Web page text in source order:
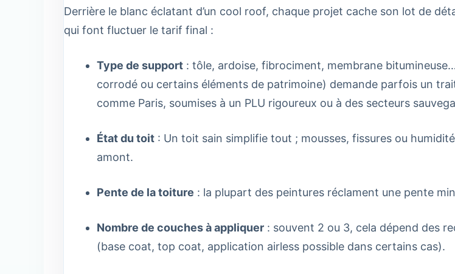
Derrière le blanc éclatant d’un cool roof, chaque projet cache son lot de
qui font fluctuer le tarif final :
Type de support : tôle, ardoise, fibrociment, membrane
corrodé ou certains éléments de patrimoine) demande parfois un
comme Paris, soumises à un PLU rigoureux ou à des secteurs
État du toit : Un toit sain simplifie tout ; mousses, fissures ou
amont.
Pente de la toiture : la plupart des peintures réclament une pente
Nombre de couches à appliquer : souvent 2 ou 3, cela dépend des
(base coat, top coat, application airless possible dans certains cas).